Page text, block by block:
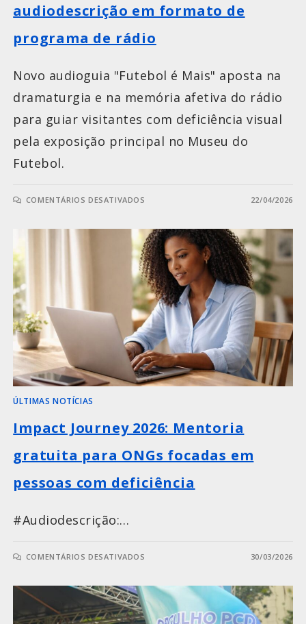
audiodescrição em formato de
programa de rádio
Novo audioguia "Futebol é Mais" aposta na
dramaturgia e na memória afetiva do rádio
para guiar visitantes com deficiência visual
pela exposição principal no Museu do
Futebol.
COMENTÁRIOS DESATIVADOS 22/04/2026
ÚLTIMAS NOTÍCIAS
Impact Journey 2026: Mentoria
gratuita para ONGs focadas em
pessoas com deficiência
#Audiodescrição:…
COMENTÁRIOS DESATIVADOS 30/03/2026